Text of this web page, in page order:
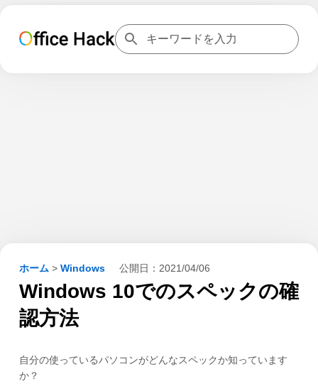
ホーム > Windows 公開日： 2021/04/06
Windows 10でのスペックの確
認方法
自分の使っているパソコンがどんなスペックか知っています
か？